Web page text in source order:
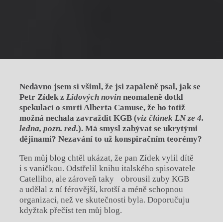
Nedávno jsem si všiml, že jsi zapáleně psal, jak se
Petr Zídek z Lidových novinneomaleně dotkl
spekulací o smrti Alberta Camuse, že ho totiž
možná nechala zavraždit KGB (viz článek LN ze 4.
ledna, pozn. red.). Má smysl zabývat se ukrytými
dějinami? Nezavání to už konspiračním teorémy?
Ten můj blog chtěl ukázat, že pan Zídek vylil dítě
i s vaničkou. Odstřelil knihu italského spisovatele
Catelliho, ale zároveň taky obrousil zuby KGB
a udělal z ní férovější, krotší a méně schopnou
organizaci, než ve skutečnosti byla. Doporučuju
kdyžtak přečíst ten můj blog.